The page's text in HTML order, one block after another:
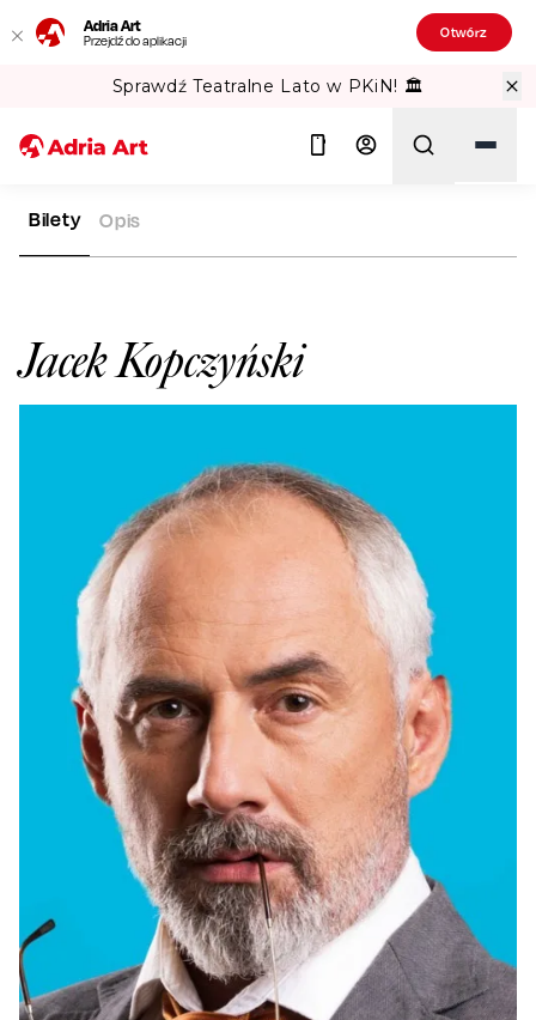
Adria Art
Przejdź do aplikacji Otwórz
Sprawdź Teatralne Lato w PKiN! 🏛️
ADRIA ART
Jacek Kopczyński
Bilety Opis